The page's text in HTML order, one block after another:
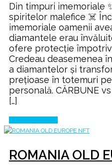
GETÆ
✨
Din timpuri imemoriale
spiritelor malefice ☠️
imemoriale oamenii
diamantele erau
ofere protecție
Credeau deasemenea
a diamantelor și
prețioase în totemuri
personală. CĂRBUNE
[…]
ROMANIA OLD